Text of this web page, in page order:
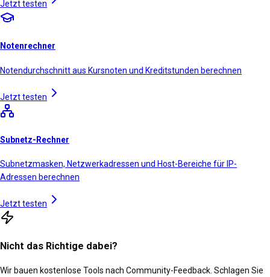
Jetzt testen
Notenrechner
Notendurchschnitt aus Kursnoten und Kreditstunden berechnen
Jetzt testen
Subnetz-Rechner
Subnetzmasken, Netzwerkadressen und Host-Bereiche für IP-
Adressen berechnen
Jetzt testen
Nicht das Richtige dabei?
Wir bauen kostenlose Tools nach Community-Feedback. Schlagen Sie